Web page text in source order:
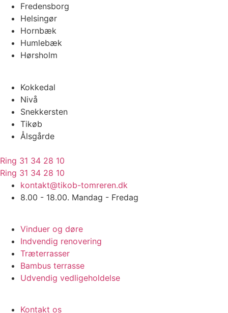
Fredensborg
Helsingør
Hornbæk
Humlebæk
Hørsholm
Kokkedal
Nivå
Snekkersten
Tikøb
Ålsgårde
Ring 31 34 28 10
Ring 31 34 28 10
kontakt@tikob-tomreren.dk
8.00 - 18.00. Mandag - Fredag
Vinduer og døre
Indvendig renovering
Træterrasser
Bambus terrasse
Udvendig vedligeholdelse
Kontakt os